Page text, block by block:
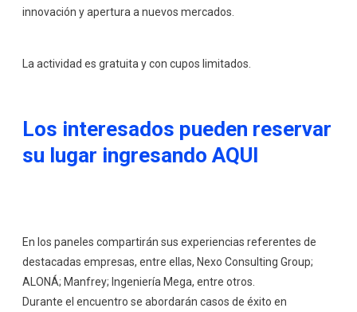
innovación y apertura a nuevos mercados.
La actividad es gratuita y con cupos limitados.
Los interesados pueden reservar
su lugar ingresando AQUI
En los paneles compartirán sus experiencias referentes de
destacadas empresas, entre ellas, Nexo Consulting Group;
ALONÁ; Manfrey; Ingeniería Mega, entre otros.
Durante el encuentro se abordarán casos de éxito en